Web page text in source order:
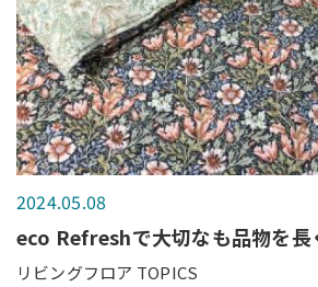
2024.05.08
eco Refreshで大切なも品物を
リビングフロア TOPICS